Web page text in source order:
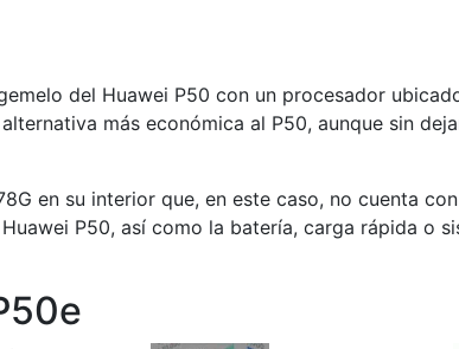
del Huawei P50 con un procesador
más económica al P50, aunque sin
en su interior que, en este caso, no cuenta
P50, así como la batería, carga rápida o